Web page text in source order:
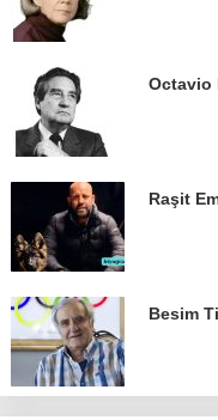
Octavio
Raşit
Besim